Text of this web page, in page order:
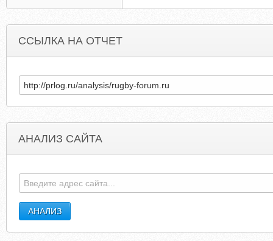
ССЫЛКА НА ОТЧЕТ
АНАЛИЗ САЙТА